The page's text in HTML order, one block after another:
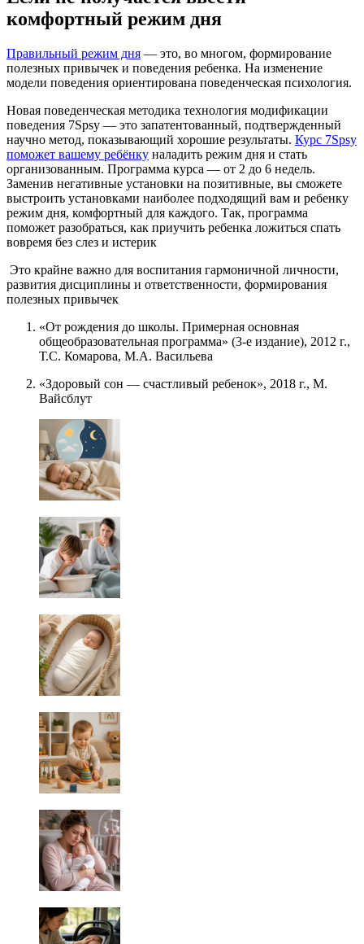
комфортный режим дня
Правильный режим дня — это, во многом, формирование
полезных привычек и поведения ребенка. На изменение
модели поведения ориентирована поведенческая психология.
Новая поведенческая методика технология модификации
поведения 7Spsy — это запатентованный, подтвержденный
научно метод, показывающий хорошие результаты. Курс 7Spsy
поможет вашему ребёнку наладить режим дня и стать
организованным. Программа курса — от 2 до 6 недель.
Заменив негативные установки на позитивные, вы сможете
выстроить установками наиболее подходящий вам и ребенку
режим дня, комфортный для каждого. Так, программа
поможет разобраться, как приучить ребенка ложиться спать
вовремя без слез и истерик
Это крайне важно для воспитания гармоничной личности,
развития дисциплины и ответственности, формирования
полезных привычек
«От рождения до школы. Примерная основная
общеобразовательная программа» (3-е издание), 2012 г.,
Т.С. Комарова, М.А. Васильева
«Здоровый сон — счастливый ребенок», 2018 г., М.
Вайсблут